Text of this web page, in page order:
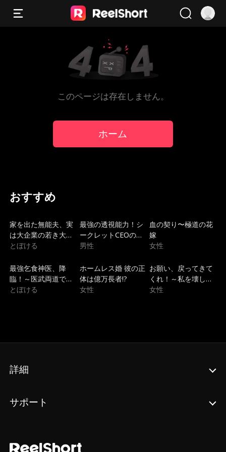
このページは存在しません。
ホーム
おすすめ
家を出た無能夫、実
は大企業の若き大社
長でした
とぼける
最強の透視能力！シ
ークレットCEOの華
麗なる学園無双
男性
血の契り〜極道の花
嫁
女性
最強乞食神医、降
臨！～医武両道で圣
女を救う逆転無双～
とぼける
ホームレス婚 彼の正
体は億万長者!?
女性
お願い、戻ってきて
くれ！～私を壊した
兄たちの狂気的な後
女性
詳細
サポート